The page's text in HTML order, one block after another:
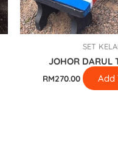
SET
JOHOR DARUL
RM270.00 Add